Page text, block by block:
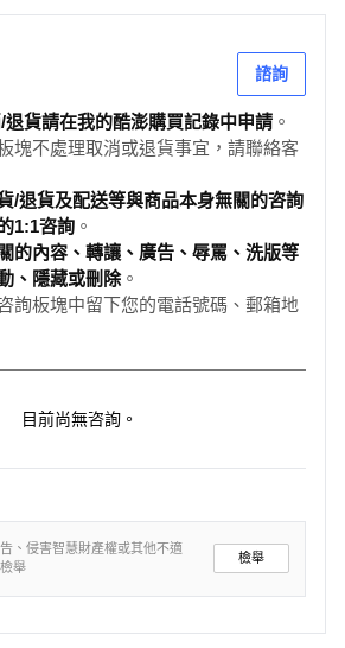
諮詢
退貨請在我的酷澎購買記錄中申請 。
塊不處理取消或退貨事宜，請聯絡客
/退貨及配送等與商品本身無關的咨詢
1:1咨詢 。
的內容、轉讓、廣告、辱罵、洗版等
、隱藏或刪除。
詢板塊中留下您的電話號碼、郵箱地
目前尚無咨詢。
、侵害智慧財產權或其他不適
舉
檢舉